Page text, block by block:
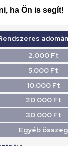
ha Ön is segít!